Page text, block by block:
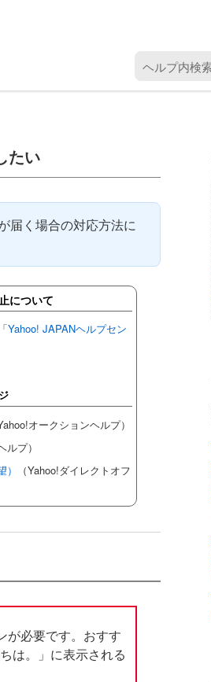
プ
（
ワ
ド
を
たい
届く場合の対応方法に
について
Yahoo! JAPANヘルプセン
オークションヘルプ）
プ）
（Yahoo!ダイレクトオフ
が必要です。おすす
は。」に表示される